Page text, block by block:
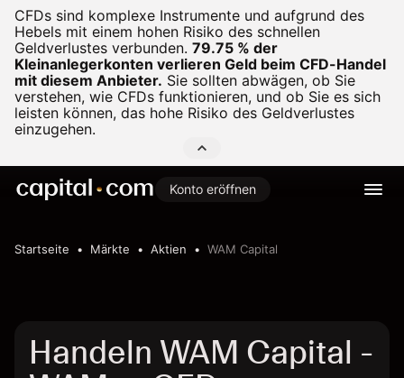
CFDs sind komplexe Instrumente und aufgrund des
Hebels mit einem hohen Risiko des schnellen
Geldverlustes verbunden. 79.75 % der
Kleinanlegerkonten verlieren Geld beim CFD-Handel
mit diesem Anbieter. Sie sollten abwägen, ob Sie
verstehen, wie CFDs funktionieren, und ob Sie es sich
leisten können, das hohe Risiko des Geldverlustes
einzugehen.
Konto eröffnen
Startseite Märkte Aktien WAM Capital
Handeln WAM Capital -